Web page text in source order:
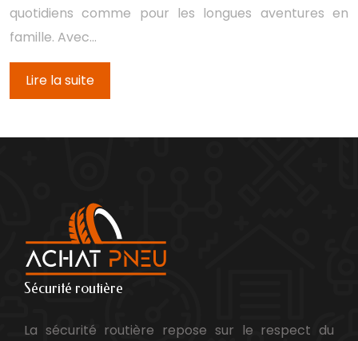
quotidiens comme pour les longues aventures en
famille. Avec…
Lire la suite
Sécurité routière
La sécurité routière repose sur le respect du